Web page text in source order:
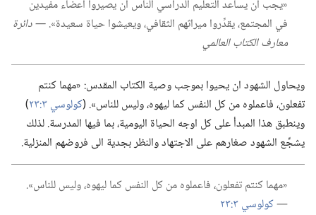
‏«يجب ان يساعد التعليم الدراسي الناس ان يصيروا اعضاء مفيدين
في المجتمع،‏ يقدِّروا ميراثهم الثقافي،‏ ويعيشوا حياة سعيدة».‏‏—‏ دائرة
معارف الكتاب العالمي
ويحاول الشهود ان يحيوا بموجب وصية الكتاب المقدس:‏ «مهما كنتم
تفعلون،‏ فاعملوه من كل النفس كما ليهوه،‏ وليس للناس».‏ (‏كولوسي ٣:‏٢٣
‏)‏
وينطبق هذا المبدأ على كل اوجه الحياة اليومية،‏ بما فيها المدرسة.‏ لذلك
يشجِّع الشهود صغارهم على الاجتهاد والنظر بجدية الى فروضهم المنزلية.‏
‏«مهما كنتم تفعلون،‏ فاعملوه من كل النفس كما ليهوه،‏ وليس للناس».‏
—‏كولوسي ٣:‏٢٣